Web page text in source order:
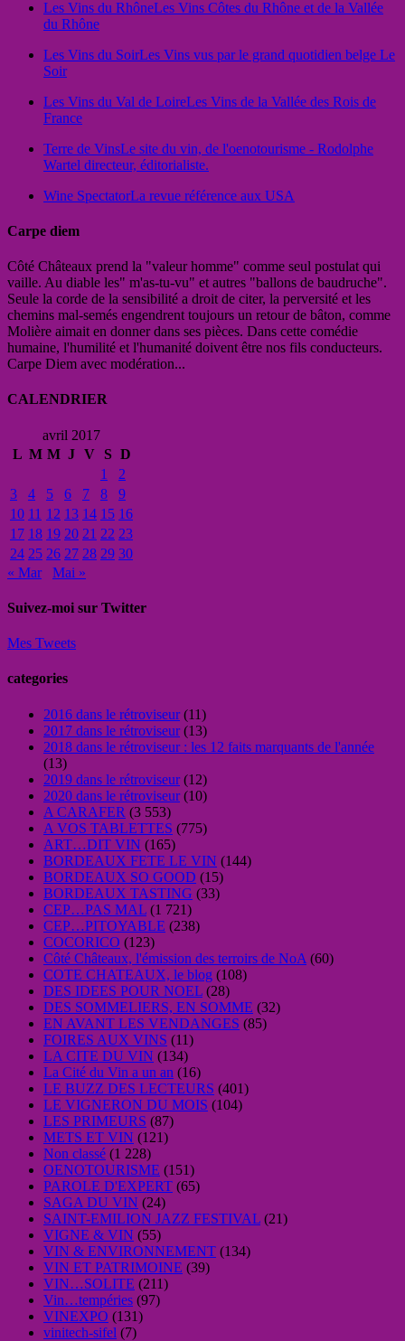
Les Vins du RhôneLes Vins Côtes du Rhône et de la Vallée
du Rhône
Les Vins du SoirLes Vins vus par le grand quotidien belge Le
Soir
Les Vins du Val de LoireLes Vins de la Vallée des Rois de
France
Terre de VinsLe site du vin, de l'oenotourisme - Rodolphe
Wartel directeur, éditorialiste.
Wine SpectatorLa revue référence aux USA
Carpe diem
Côté Châteaux prend la "valeur homme" comme seul postulat qui
vaille. Au diable les" m'as-tu-vu" et autres "ballons de baudruche".
Seule la corde de la sensibilité a droit de citer, la perversité et les
chemins mal-semés engendrent toujours un retour de bâton, comme
Molière aimait en donner dans ses pièces. Dans cette comédie
humaine, l'humilité et l'humanité doivent être nos fils conducteurs.
Carpe Diem avec modération...
CALENDRIER
avril 2017
L M M J V S D
1
2
3
4 5 6 7 8
9
10 11 12 13 14 15 16
17 18 19 20 21 22 23
24 25 26 27 28 29 30
« Mar
Mai »
Suivez-moi sur Twitter
Mes Tweets
categories
2016 dans le rétroviseur(11)
2017 dans le rétroviseur(13)
2018 dans le rétroviseur : les 12 faits marquants de l'année
(13)
2019 dans le rétroviseur(12)
2020 dans le rétroviseur(10)
A CARAFER (3 553)
A VOS TABLETTES (775)
ART…DIT VIN (165)
BORDEAUX FETE LE VIN (144)
BORDEAUX SO GOOD (15)
BORDEAUX TASTING (33)
CEP…PAS MAL (1 721)
CEP…PITOYABLE (238)
COCORICO (123)
Côté Châteaux, l'émission des terroirs de NoA (60)
COTE CHATEAUX, le blog (108)
DES IDEES POUR NOEL (28)
DES SOMMELIERS, EN SOMME (32)
EN AVANT LES VENDANGES (85)
FOIRES AUX VINS (11)
LA CITE DU VIN (134)
La Cité du Vin a un an (16)
LE BUZZ DES LECTEURS (401)
LE VIGNERON DU MOIS (104)
LES PRIMEURS (87)
METS ET VIN (121)
Non classé (1 228)
OENOTOURISME (151)
PAROLE D'EXPERT (65)
SAGA DU VIN (24)
SAINT-EMILION JAZZ FESTIVAL (21)
VIGNE & VIN (55)
VIN & ENVIRONNEMENT (134)
VIN ET PATRIMOINE (39)
VIN…SOLITE (211)
Vin…tempéries (97)
VINEXPO (131)
vinitech-sifel (7)